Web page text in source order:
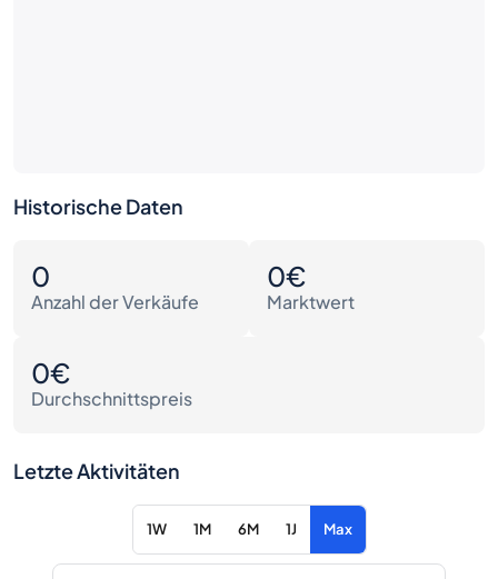
Historische Daten
0
Anzahl der Verkäufe
0€
Marktwert
0€
Durchschnittspreis
Letzte Aktivitäten
1W 1M 6M 1J Max